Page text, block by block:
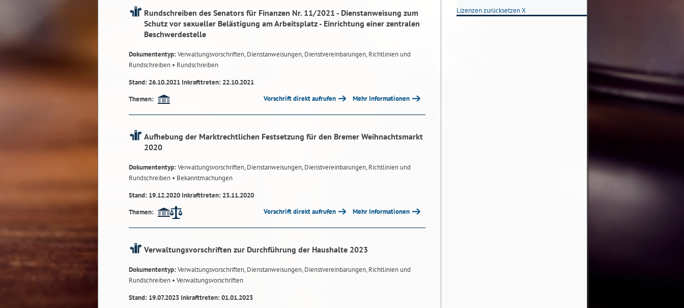
Rundschreiben des Senators für Finanzen Nr. 11/2021 - Dienstanweisung zum
Schutz vor sexueller Belästigung am Arbeitsplatz - Einrichtung einer zentralen
Beschwerdestelle
Dokumententyp:Verwaltungsvorschriften, Dienstanweisungen, Dienstvereinbarungen, Richtlinien und
Rundschreiben • Rundschreiben
Stand: 26.10.2021 Inkrafttreten: 22.10.2021
Themen:
Vorschrift direkt aufrufen Mehr Informationen
Aufhebung der Marktrechtlichen Festsetzung für den Bremer Weihnachtsmarkt
2020
Dokumententyp:Verwaltungsvorschriften, Dienstanweisungen, Dienstvereinbarungen, Richtlinien und
Rundschreiben • Bekanntmachungen
Stand: 19.12.2020 Inkrafttreten: 23.11.2020
Themen:
Vorschrift direkt aufrufen Mehr Informationen
Verwaltungsvorschriften zur Durchführung der Haushalte 2023
Dokumententyp:Verwaltungsvorschriften, Dienstanweisungen, Dienstvereinbarungen, Richtlinien und
Rundschreiben • Verwaltungsvorschriften
Stand: 19.07.2023 Inkrafttreten: 01.01.2023
Lizenzen zurücksetzenX